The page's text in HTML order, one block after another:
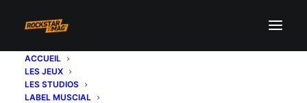
ACCUEIL
LES JEUX
LES STUDIOS
LABEL MUSCIAL